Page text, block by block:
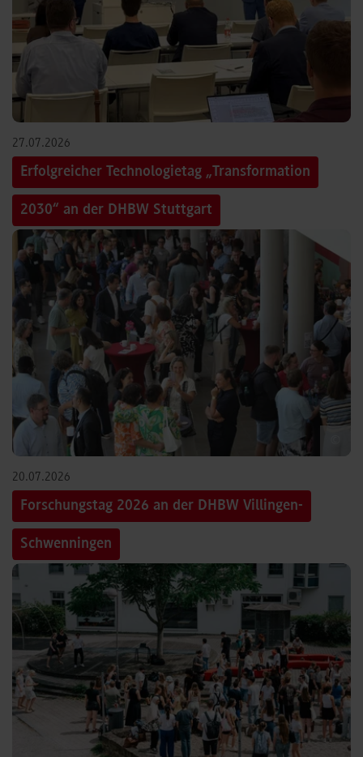
27.07.2026
Erfolgreicher Technologietag „Transformation
2030“ an der DHBW Stuttgart
20.07.2026
Forschungstag 2026 an der DHBW Villingen-
Schwenningen